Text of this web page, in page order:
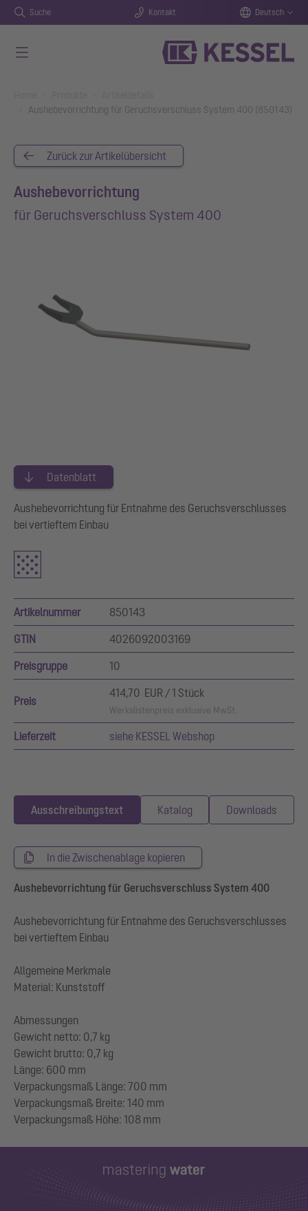
Suche Kontakt Deutsch
Aushebevorrichtung für Geruchsverschluss System 400 (850143)
Zurück zur Artikelübersicht
Aushebevorrichtung
für Geruchsverschluss System 400
Datenblatt
Aushebevorrichtung für Entnahme des Geruchsverschlusses
bei vertieftem Einbau
Artikelnummer 850143
GTIN 4026092003169
Preisgruppe 10
Preis
414,70 EUR / 1 Stück
Werkslistenpreis exklusive MwSt.
Lieferzeit siehe KESSEL Webshop
Ausschreibungstext Katalog Downloads
In die Zwischenablage kopieren
Aushebevorrichtung für Geruchsverschluss System 400
Aushebevorrichtung für Entnahme des Geruchsverschlusses
bei vertieftem Einbau
Allgemeine Merkmale
Material: Kunststoff
Abmessungen
Gewicht netto: 0,7 kg
Gewicht brutto: 0,7 kg
Länge: 600 mm
Verpackungsmaß Länge: 700 mm
Verpackungsmaß Breite: 140 mm